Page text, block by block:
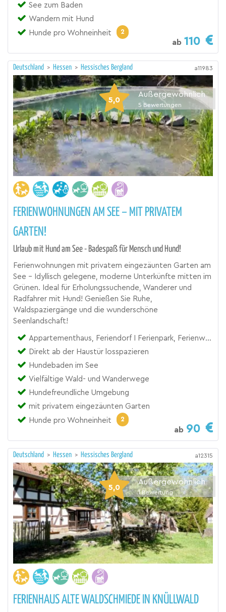
See zum Baden
Wandern mit Hund
Hunde pro Wohneinheit
2
ab 110
Deutschland > Hessen > Hessisches Bergland a11983
5,0
Außergewöhnlich
5 Bewertungen
FERIENWOHNUNGEN AM SEE – MIT PRIVATEM
GARTEN!
Urlaub mit Hund am See - Badespaß für Mensch und Hund!
Ferienwohnungen mit privatem eingezäunten Garten am
See – Idyllisch gelegene, moderne Unterkünfte mitten im
Grünen. Ideal für Erholungssuchende, Wanderer und
Radfahrer mit Hund! Genießen Sie Ruhe,
Waldspaziergänge und die wunderschöne
Seenlandschaft!
Appartementhaus, Feriendorf I Ferienpark, Ferienwohnung, Pension
Direkt ab der Haustür losspazieren
Hundebaden im See
Vielfältige Wald- und Wanderwege
Hundefreundliche Umgebung
mit privatem eingezäunten Garten
Hunde pro Wohneinheit
2
ab 90
Deutschland > Hessen > Hessisches Bergland a12315
5,0
Außergewöhnlich
1 Bewertung
FERIENHAUS ALTE WALDSCHMIEDE IN KNÜLLWALD